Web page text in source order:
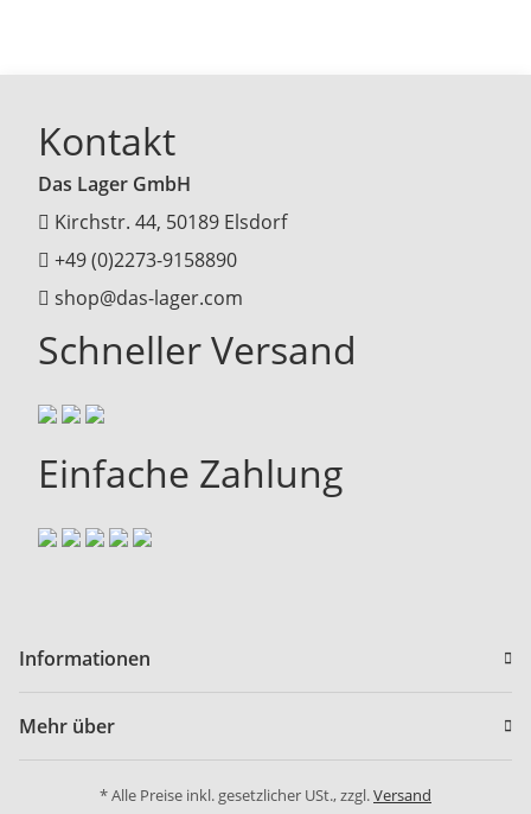
Kontakt
Das Lager GmbH
Kirchstr. 44, 50189 Elsdorf
+49 (0)2273-9158890
shop@das-lager.com
Schneller Versand
Einfache Zahlung
Informationen
Mehr über
* Alle Preise inkl. gesetzlicher USt., zzgl.Versand